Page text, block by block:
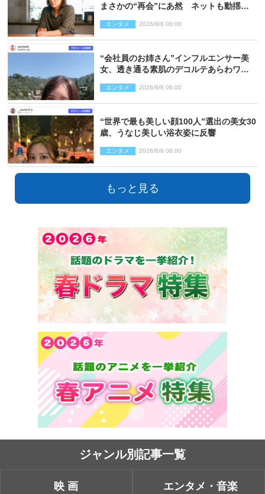
まさかの“再会”にあ然 ネットも動揺
レあり）
エンタメ 2026/8/8 06:00
“会社員のお姉さん”インフルエンサー美
女、透き通る素肌のデコルテあらわワン
エンタメ 2026/8/8 06:00
“世界で最も美しい顔100人”選出の美女30
歳、うなじ美しい浴衣姿に反響
エンタメ 2026/8/8 06:00
もっと見る
ジャンル別記事一覧
映画 エンタメ・音楽